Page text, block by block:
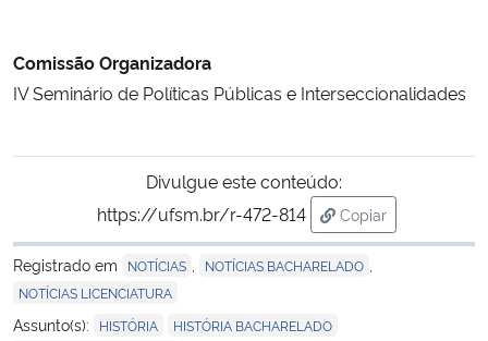
Comissão Organizadora
IV Seminário de Políticas Públicas e Interseccionalidades
Divulgue este conteúdo:
https://ufsm.br/r-472-814
Copiar
para área de
Registrado em
NOTÍCIAS NOTÍCIAS BACHARELADO
NOTÍCIAS LICENCIATURA
Assunto(s): HISTÓRIA HISTÓRIA BACHARELADO